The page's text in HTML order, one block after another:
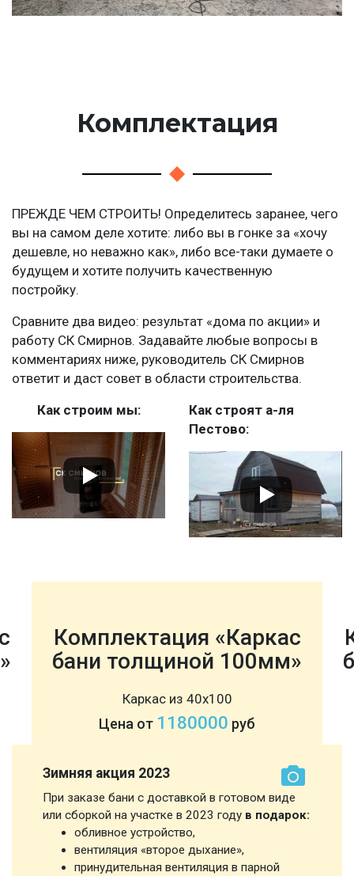
Комплектация
ПРЕЖДЕ ЧЕМ СТРОИТЬ! Определитесь заранее, чего
вы на самом деле хотите: либо вы в гонке за «хочу
дешевле, но неважно как», либо все-таки думаете о
будущем и хотите получить качественную
постройку.
Сравните два видео: результат «дома по акции» и
работу СК Смирнов. Задавайте любые вопросы в
комментариях ниже, руководитель СК Смирнов
ответит и даст совет в области строительства.
Как строим мы:
Как строят а-ля
Пестово:
Комплектация «Каркас
бани толщиной 100мм»
Каркас из 40х100
Цена от 1180000 руб
Зимняя акция 2023
При заказе бани с доставкой в готовом виде
или сборкой на участке в 2023 году в подарок:
обливное устройство,
вентиляция «второе дыхание»,
принудительная вентиляция в парной